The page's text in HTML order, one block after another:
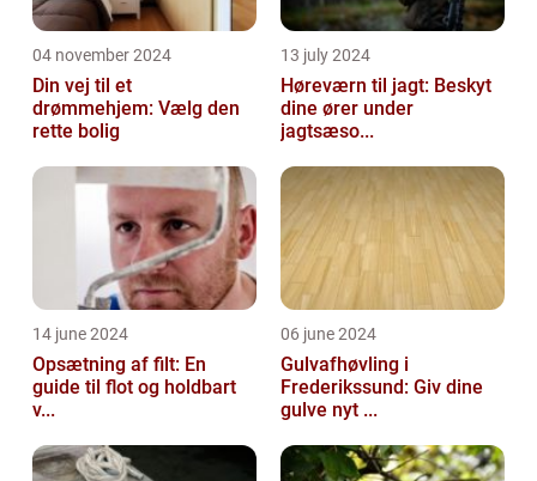
04 november 2024
Din vej til et
drømmehjem: Vælg den
rette bolig
13 july 2024
Høreværn til jagt: Beskyt
dine ører under
jagtsæso...
14 june 2024
Opsætning af filt: En
guide til flot og holdbart
v...
06 june 2024
Gulvafhøvling i
Frederikssund: Giv dine
gulve nyt ...